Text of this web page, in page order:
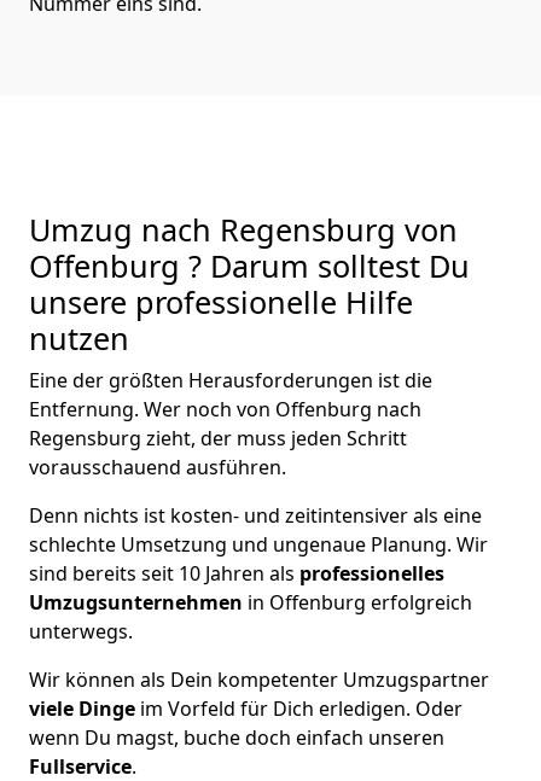
Umzug nach Regensburg von
Offenburg ? Darum solltest Du
unsere professionelle Hilfe
nutzen
Eine der größten Herausforderungen ist die
Entfernung. Wer noch von Offenburg nach
Regensburg zieht, der muss jeden Schritt
vorausschauend ausführen.
Denn nichts ist kosten- und zeitintensiver als eine
schlechte Umsetzung und ungenaue Planung. Wir
sind bereits seit 10 Jahren als professionelles
Umzugsunternehmen in Offenburg erfolgreich
unterwegs.
Wir können als Dein kompetenter Umzugspartner
viele Dinge im Vorfeld für Dich erledigen. Oder
wenn Du magst, buche doch einfach unseren
Fullservice.